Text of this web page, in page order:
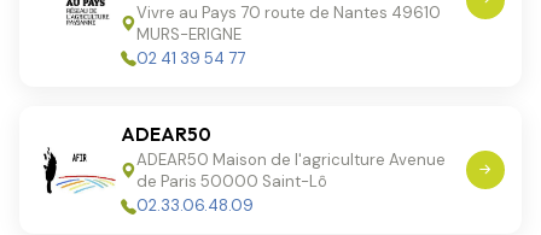
Vivre au Pays 70 route de Nantes 49610
MURS-ERIGNE
02 41 39 54 77
ADEAR50
ADEAR50 Maison de l'agriculture Avenue
de Paris 50000 Saint-Lô
02.33.06.48.09